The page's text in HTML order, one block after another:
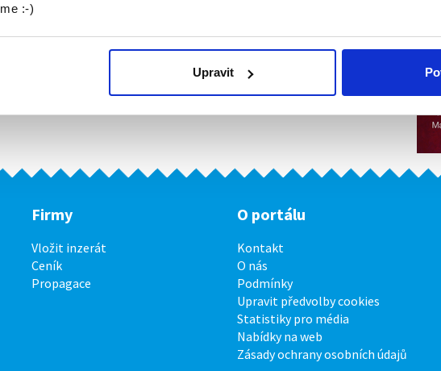
:-)
Upravit
Firmy
Vložit inzerát
Ceník
Propagace
O portálu
Kontakt
O nás
Podmínky
Upravit předvolby cookies
Statistiky pro média
Nabídky na web
Zásady ochrany osobních údajů